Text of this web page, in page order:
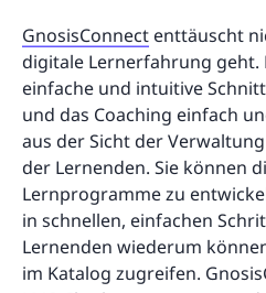
GnosisConnect enttäuscht
digitale Lernerfahrung geht.
einfache und intuitive
und das Coaching einfach
aus der Sicht der
der Lernenden. Sie können
Lernprogramme zu
in schnellen, einfachen
Lernenden wiederum
im Katalog zugreifen.